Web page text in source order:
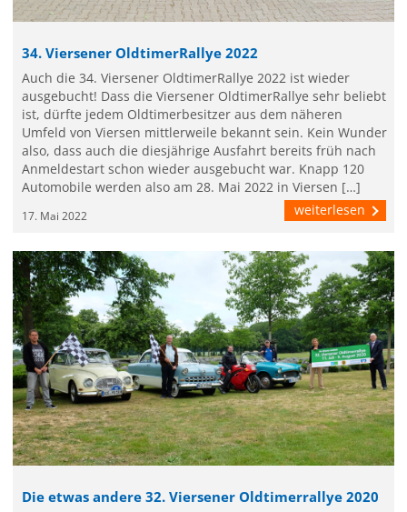
34. Viersener OldtimerRallye 2022
Auch die 34. Viersener OldtimerRallye 2022 ist wieder
ausgebucht! Dass die Viersener OldtimerRallye sehr beliebt
ist, dürfte jedem Oldtimerbesitzer aus dem näheren
Umfeld von Viersen mittlerweile bekannt sein. Kein Wunder
also, dass auch die diesjährige Ausfahrt bereits früh nach
Anmeldestart schon wieder ausgebucht war. Knapp 120
Automobile werden also am 28. Mai 2022 in Viersen […]
17. Mai 2022 weiterlesen
Die etwas andere 32. Viersener Oldtimerrallye 2020